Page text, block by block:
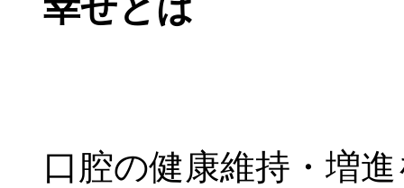
幸せとは
口腔の健康維持・増